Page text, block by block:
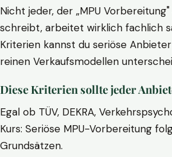
Nicht jeder, der „MPU
schreibt, arbeitet wirklich fachlich
Kriterien kannst du seriöse
reinen Verkaufsmodellen
Diese Kriterien sollte jeder
Egal ob TÜV, DEKRA,
Kurs: Seriöse MPU-Vorbereitung
Grundsätzen.